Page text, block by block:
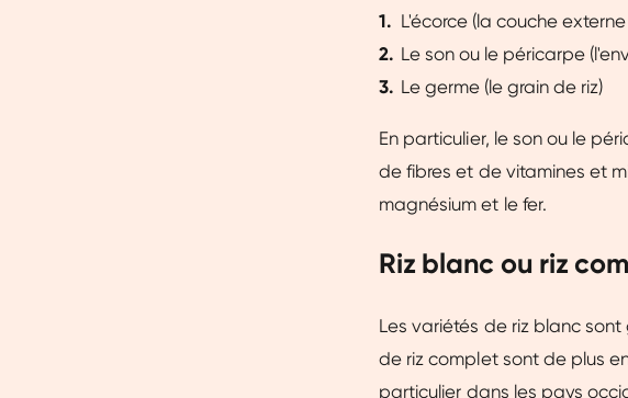
L'écorce (la couche
Le son ou le péricarpe
Le germe (le grain de riz)
En particulier, le son ou le
de fibres et de vitamines et
magnésium et le fer.
Riz blanc ou riz
Les variétés de riz blanc
de riz complet sont de plus
particulier dans les pays